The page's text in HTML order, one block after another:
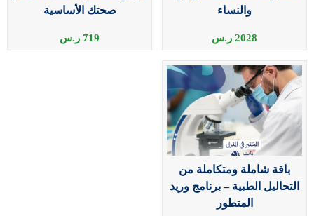
والنساء
2028 ر.س
صحتك الأساسية
719 ر.س
باقة شاملة ومتكاملة من
التحاليل الطبية – برنامج وريد
المتطور